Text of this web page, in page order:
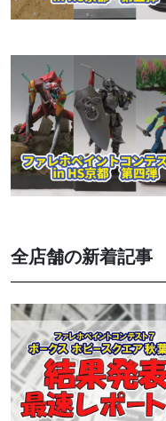
全店舗の新着記事